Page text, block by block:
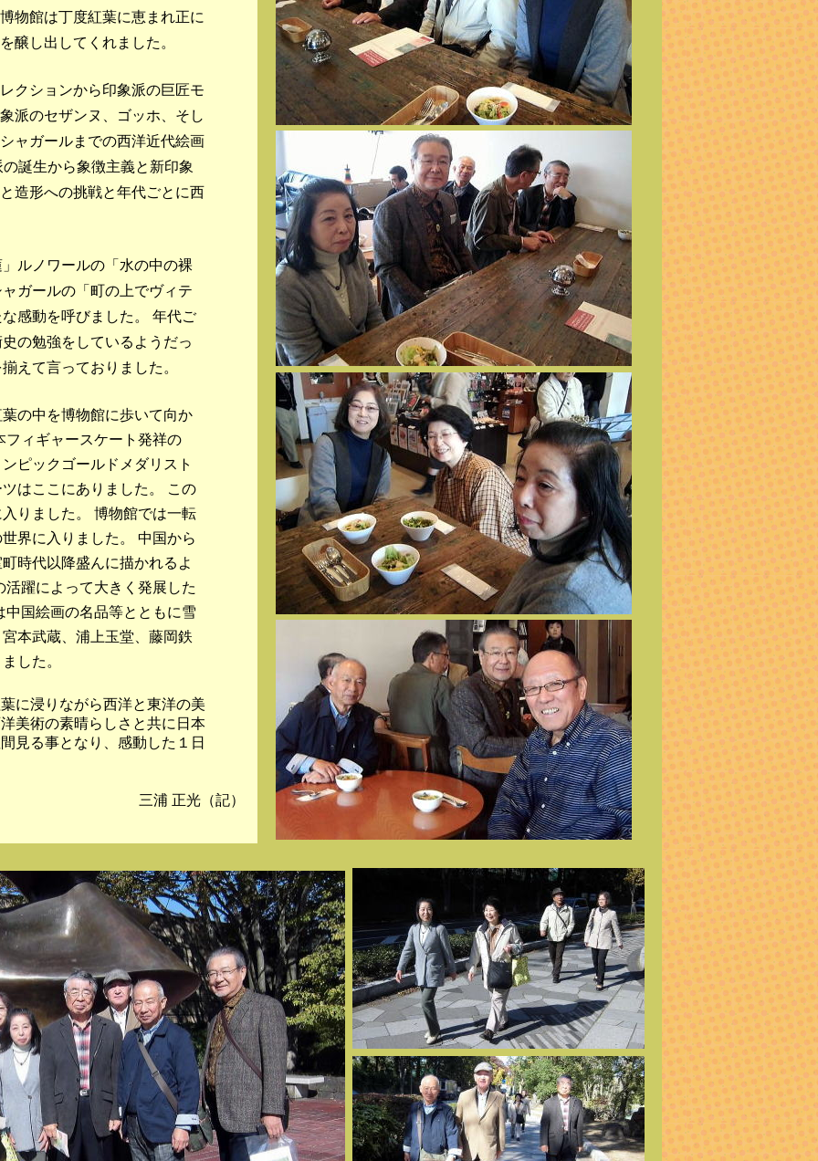
物館は丁度紅葉に恵まれ正に
醸し出してくれました。
ションから印象派の巨匠モ
派のセザンヌ、ゴッホ、そし
ャガールまでの西洋近代絵画
誕生から象徴主義と新印象
造形への挑戦と年代ごとに西
ルノワールの「水の中の裸
ガールの「町の上でヴィテ
感動を呼びました。 年代ご
の勉強をしているようだっ
えて言っておりました。
の中を博物館に歩いて向か
ィギャースケート発祥の
ピックゴールドメダリスト
はここにありました。 この
りました。 博物館では一転
界に入りました。 中国から
時代以降盛んに描かれるよ
躍によって大きく発展した
国絵画の名品等とともに雪
本武蔵、浦上玉堂、藤岡鉄
した。
に浸りながら西洋と東洋の美
美術の素晴らしさと共に日本
見る事となり、感動した１日
三浦 正光（記）